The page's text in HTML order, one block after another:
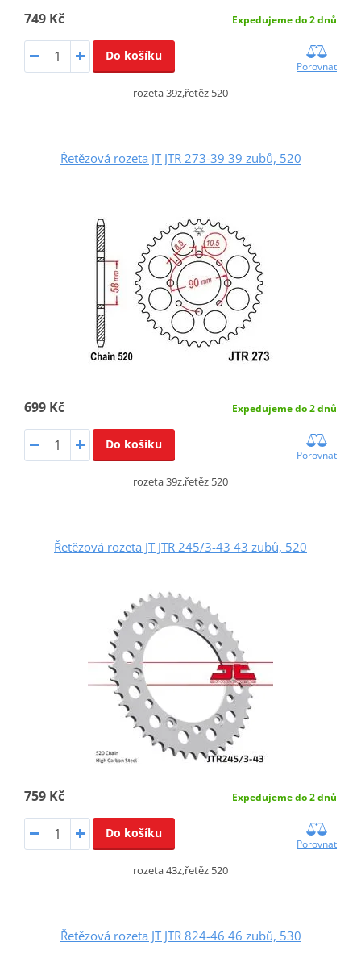
749 Kč Expedujeme do 2 dnů
Do košíku
Porovnat
rozeta 39z,řetěz 520
Řetězová rozeta JT JTR 273-39 39 zubů, 520
699 Kč Expedujeme do 2 dnů
Do košíku
Porovnat
rozeta 39z,řetěz 520
Řetězová rozeta JT JTR 245/3-43 43 zubů, 520
759 Kč Expedujeme do 2 dnů
Do košíku
Porovnat
rozeta 43z,řetěz 520
Řetězová rozeta JT JTR 824-46 46 zubů, 530